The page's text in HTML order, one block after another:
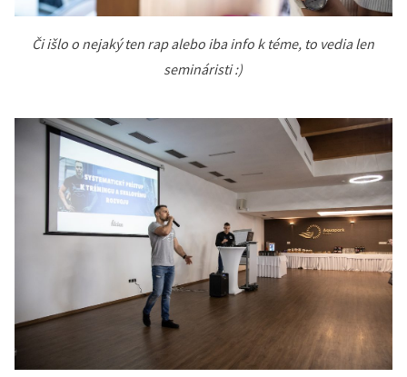
Či išlo o nejaký ten rap alebo iba info k téme, to vedia len
semináristi :)